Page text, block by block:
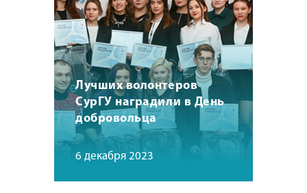
Лучших волонтеров
СурГУ наградили в День
добровольца
6 декабря 2023